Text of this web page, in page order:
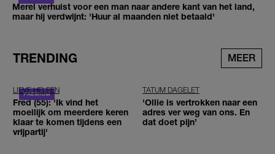
Merel verhuist voor een man naar andere kant van het land,
maar hij verdwijnt: 'Huur al maanden niet betaald'
TRENDING MEER
LIEVE HELEEN
Fred (55): 'Ik vind het
moeilijk om meerdere keren
klaar te komen tijdens een
vrijpartij'
TATUM DAGELET
'Ollie is vertrokken naar een
adres ver weg van ons. En
dat doet pijn’